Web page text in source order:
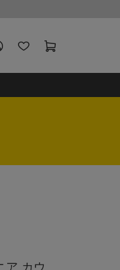
ア カウ